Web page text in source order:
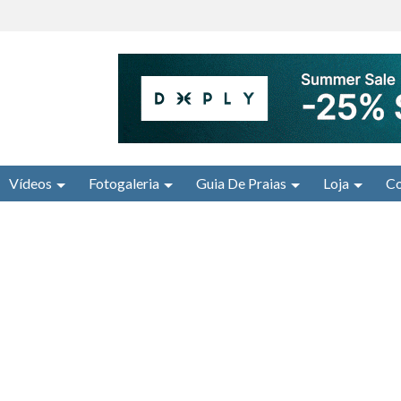
Vídeos Fotogaleria Guia De Praias Loja